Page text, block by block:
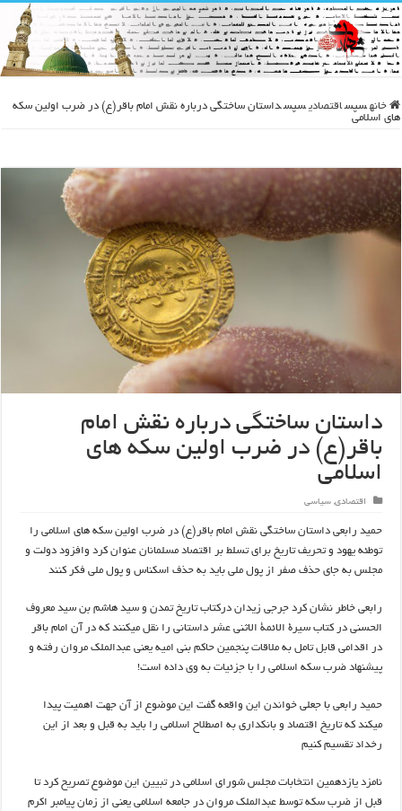
خانه سپس اقتصادی سپس داستان ساختگی درباره نقش امام باقر(ع) در ضرب اولین سکه
های اسلامی
داستان ساختگی درباره نقش امام
باقر(ع) در ضرب اولین سکه های
اسلامی
اقتصادی,سیاسی
حمید رابعی داستان ساختگی نقش امام باقر(ع) در ضرب اولین سکه های اسلامی را
توطئه یهود و تحریف تاریخ برای تسلط بر اقتصاد مسلمانان عنوان کرد وافزود دولت و
مجلس به جای حذف صفر از پول ملی باید به حذف اسکناس و پول ملی فکر کنند
رابعی خاطر نشان کرد جرجی زیدان درکتاب تاریخ تمدن و سید هاشم بن سید معروف
الحسنی در کتاب سیرة الائمة الاثنی عشر داستانی را نقل میکنند که در آن امام باقر
در اقدامی قابل تامل به ملاقات پنجمین حاکم بنی امیه یعنی عبدالملک مروان رفته و
پیشنهاد ضرب سکه اسلامی را با جزئیات به وی داده است!
حمید رابعی با جعلی خواندن این واقعه گفت این موضوع از آن جهت اهمیت پیدا
میکند که تاریخ اقتصاد و بانکداری به اصطلاح اسلامی را باید به قبل و بعد از این
رخداد تقسیم کنیم
نامزد یازدهمین انتخابات مجلس شورای اسلامی در تبیین این موضوع تصریح کرد تا
قبل از ضرب سکه توسط عبدالملک مروان در جامعه اسلامی یعنی از زمان پیامبر اکرم